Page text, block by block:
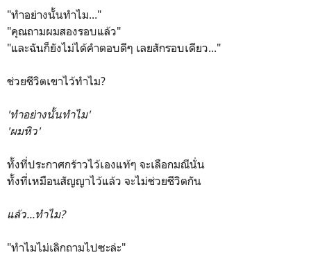
"ทำอย่างนั้นทำไม..."
"คุณถามผมสองรอบแล้ว"
"และฉันก็ยังไม่ได้คำตอบดีๆ เลยสักรอบเดียว..."
ช่วยชีวิตเขาไว้ทำไม?
'ทำอย่างนั้นทำไม'
'ผมหิว'
ทั้งที่ประกาศกร้าวไว้เองแท้ๆ จะเลือกมณีนั่น
ทั้งที่เหมือนสัญญาไว้แล้ว จะไม่ช่วยชีวิตกัน
แล้ว...ทำไม?
"ทำไมไม่เลิกถามไปซะล่ะ"